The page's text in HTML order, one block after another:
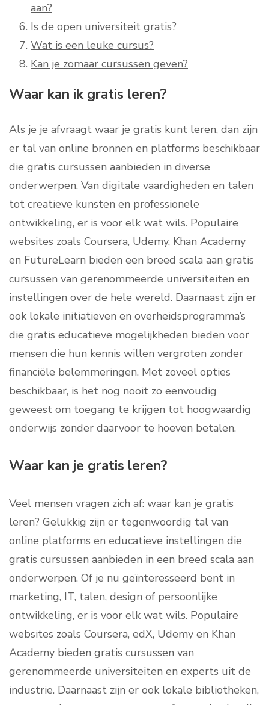
aan?
Is de open universiteit gratis?
Wat is een leuke cursus?
Kan je zomaar cursussen geven?
Waar kan ik gratis leren?
Als je je afvraagt waar je gratis kunt leren, dan zijn
er tal van online bronnen en platforms beschikbaar
die gratis cursussen aanbieden in diverse
onderwerpen. Van digitale vaardigheden en talen
tot creatieve kunsten en professionele
ontwikkeling, er is voor elk wat wils. Populaire
websites zoals Coursera, Udemy, Khan Academy
en FutureLearn bieden een breed scala aan gratis
cursussen van gerenommeerde universiteiten en
instellingen over de hele wereld. Daarnaast zijn er
ook lokale initiatieven en overheidsprogramma’s
die gratis educatieve mogelijkheden bieden voor
mensen die hun kennis willen vergroten zonder
financiële belemmeringen. Met zoveel opties
beschikbaar, is het nog nooit zo eenvoudig
geweest om toegang te krijgen tot hoogwaardig
onderwijs zonder daarvoor te hoeven betalen.
Waar kan je gratis leren?
Veel mensen vragen zich af: waar kan je gratis
leren? Gelukkig zijn er tegenwoordig tal van
online platforms en educatieve instellingen die
gratis cursussen aanbieden in een breed scala aan
onderwerpen. Of je nu geïnteresseerd bent in
marketing, IT, talen, design of persoonlijke
ontwikkeling, er is voor elk wat wils. Populaire
websites zoals Coursera, edX, Udemy en Khan
Academy bieden gratis cursussen van
gerenommeerde universiteiten en experts uit de
industrie. Daarnaast zijn er ook lokale bibliotheken,